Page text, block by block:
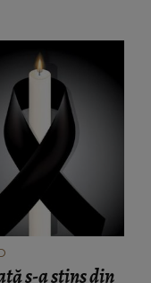
pentru ea
s-a stins din